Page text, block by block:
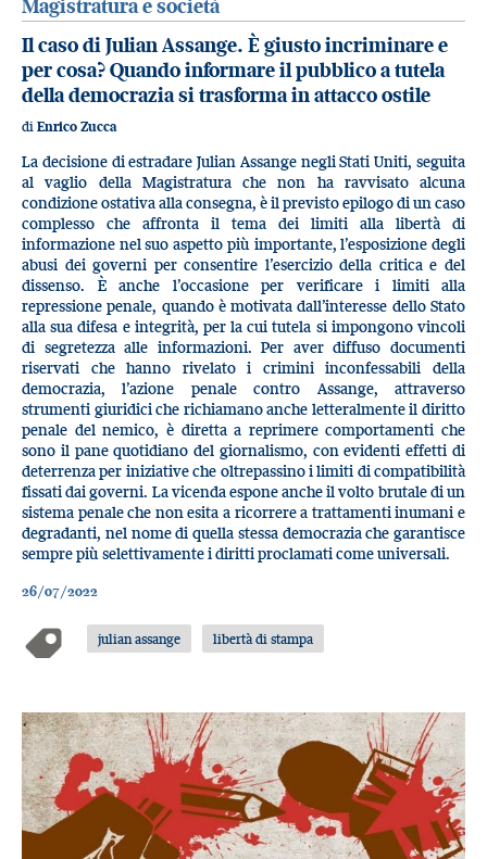
Magistratura e società
Il caso di Julian Assange. È giusto incriminare e
per cosa? Quando informare il pubblico a tutela
della democrazia si trasforma in attacco ostile
di Enrico Zucca
La decisione di estradare Julian Assange negli Stati Uniti, seguita
al vaglio della Magistratura che non ha ravvisato alcuna
condizione ostativa alla consegna, è il previsto epilogo di un caso
complesso che affronta il tema dei limiti alla libertà di
informazione nel suo aspetto più importante, l’esposizione degli
abusi dei governi per consentire l’esercizio della critica e del
dissenso. È anche l’occasione per verificare i limiti alla
repressione penale, quando è motivata dall’interesse dello Stato
alla sua difesa e integrità, per la cui tutela si impongono vincoli
di segretezza alle informazioni. Per aver diffuso documenti
riservati che hanno rivelato i crimini inconfessabili della
democrazia, l’azione penale contro Assange, attraverso
strumenti giuridici che richiamano anche letteralmente il diritto
penale del nemico, è diretta a reprimere comportamenti che
sono il pane quotidiano del giornalismo, con evidenti effetti di
deterrenza per iniziative che oltrepassino i limiti di compatibilità
fissati dai governi. La vicenda espone anche il volto brutale di un
sistema penale che non esita a ricorrere a trattamenti inumani e
degradanti, nel nome di quella stessa democrazia che garantisce
sempre più selettivamente i diritti proclamati come universali.
26/07/2022
julian assange libertà di stampa